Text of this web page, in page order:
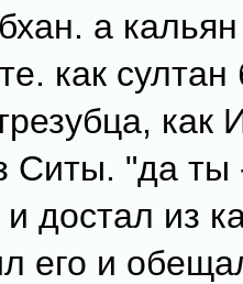
а
как султан
как
Ситы. "да ты
и достал из
его и